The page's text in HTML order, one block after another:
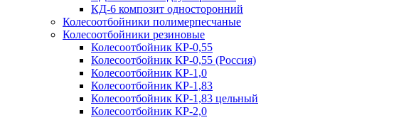
КД-6 композит односторонний
Колесоотбойники полимерпесчаные
Колесоотбойники резиновые
Колесоотбойник КР-0,55
Колесоотбойник КР-0,55 (Россия)
Колесоотбойник КР-1,0
Колесоотбойник КР-1,83
Колесоотбойник КР-1,83 цельный
Колесоотбойник КР-2,0